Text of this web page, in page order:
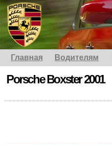
Главная Водителям
Porsche Boxster 2001